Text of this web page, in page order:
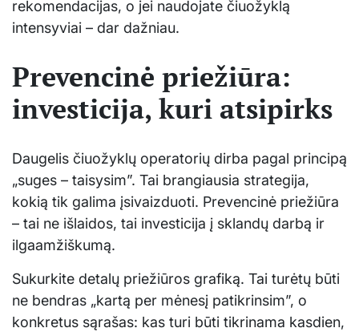
rekomendacijas, o jei naudojate čiuožyklą
intensyviai – dar dažniau.
Prevencinė priežiūra:
investicija, kuri atsipirks
Daugelis čiuožyklų operatorių dirba pagal principą
„suges – taisysim”. Tai brangiausia strategija,
kokią tik galima įsivaizduoti. Prevencinė priežiūra
– tai ne išlaidos, tai investicija į sklandų darbą ir
ilgaamžiškumą.
Sukurkite detalų priežiūros grafiką. Tai turėtų būti
ne bendras „kartą per mėnesį patikrinsim”, o
konkretus sąrašas: kas turi būti tikrinama kasdien,